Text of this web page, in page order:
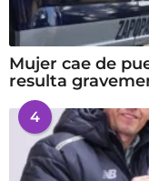
Mujer cae de
resulta
4